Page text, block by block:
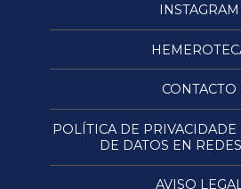
INSTAGRAM
CONTACTO
POLÍTICA DE
DE DATOS EN
AVISO